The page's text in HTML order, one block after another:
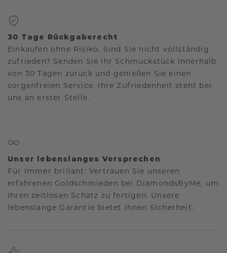
30 Tage Rückgaberecht
Einkaufen ohne Risiko. Sind Sie nicht vollständig
zufrieden? Senden Sie Ihr Schmuckstück innerhalb
von 30 Tagen zurück und genießen Sie einen
sorgenfreien Service. Ihre Zufriedenheit steht bei
uns an erster Stelle.
Unser lebenslanges Versprechen
Für immer brillant: Vertrauen Sie unseren
erfahrenen Goldschmieden bei DiamondsByMe, um
Ihren zeitlosen Schatz zu fertigen. Unsere
lebenslange Garantie bietet Ihnen Sicherheit.